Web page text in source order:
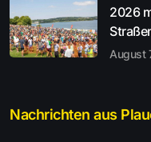
2026
August
Nachrichten aus